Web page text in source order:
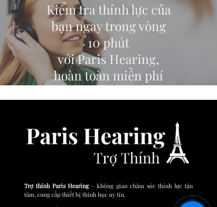
Kiểm tra thính lực của
bạn ngay trong vòng
10 phút
với Paris Hearing,
hoàn toàn miễn phí
Trợ thính Paris Hearing– không gian chăm sóc thính lực tận
tâm, cung cấp thiết bị thính học uy tín.